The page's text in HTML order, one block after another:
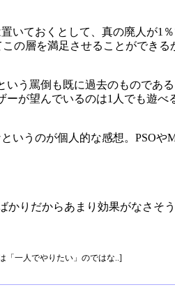
いておくとして、真の廃人が1
の層を満足させることができ
う罵倒も既に過去のものであ
が望んでいるのは1人でも遊べ
いうのが個人的な感想。PSOや
かりだからあまり効果がなさそ
「一人でやりたい」のではな..]